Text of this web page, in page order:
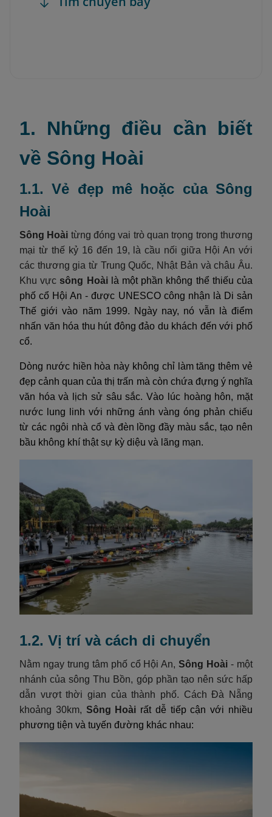
1. Những điều cần biết
về Sông Hoài
1.1. Vẻ đẹp mê hoặc của Sông
Hoài
Sông Hoài từng đóng vai trò quan trọng trong thương
mại từ thế kỷ 16 đến 19, là cầu nối giữa Hội An với
các thương gia từ Trung Quốc, Nhật Bản và châu Âu.
Khu vựcsông Hoàilà một phần không thể thiếu của
phố cổ Hội An - được UNESCO công nhận là Di sản
Thế giới vào năm 1999. Ngày nay, nó vẫn là điểm
nhấn văn hóa thu hút đông đảo du khách đến với phố
cổ.
Dòng nước hiền hòa này không chỉ làm tăng thêm vẻ
đẹp cảnh quan của thị trấn mà còn chứa đựng ý nghĩa
văn hóa và lịch sử sâu sắc. Vào lúc hoàng hôn, mặt
nước lung linh với những ánh vàng óng phản chiếu
từ các ngôi nhà cổ và đèn lồng đầy màu sắc, tạo nên
bầu không khí thật sự kỳ diệu và lãng mạn.
1.2. Vị trí và cách di chuyển
Nằm ngay trung tâm phố cổ Hội An,Sông Hoài - một
nhánh của sông Thu Bồn, góp phần tạo nên sức hấp
dẫn vượt thời gian của thành phố. Cách Đà Nẵng
khoảng 30km, Sông Hoài rất dễ tiếp cận với nhiều
phương tiện và tuyến đường khác nhau: